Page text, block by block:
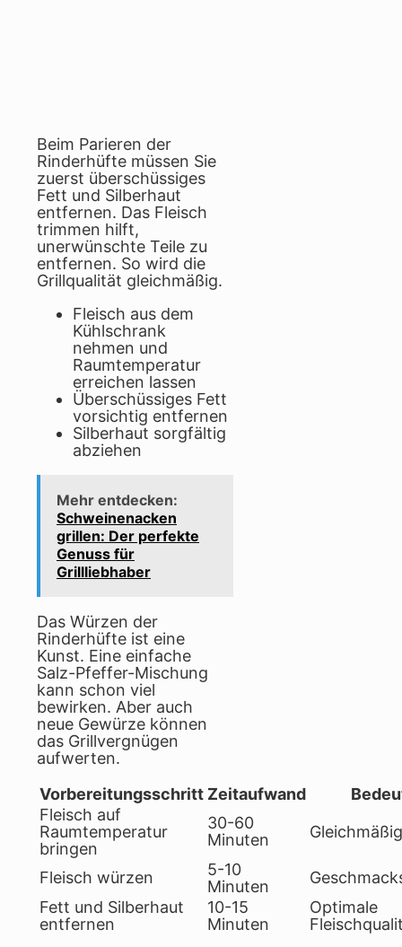
Beim Parieren der
Rinderhüfte müssen Sie
zuerst überschüssiges
Fett und Silberhaut
entfernen. Das Fleisch
trimmen hilft,
unerwünschte Teile zu
entfernen. So wird die
Grillqualität gleichmäßig.
Fleisch aus dem
Kühlschrank
nehmen und
Raumtemperatur
erreichen lassen
Überschüssiges Fett
vorsichtig entfernen
Silberhaut sorgfältig
abziehen
Mehr entdecken:
Schweinenacken
grillen: Der perfekte
Genuss für
Grillliebhaber
Das Würzen der
Rinderhüfte ist eine
Kunst. Eine einfache
Salz-Pfeffer-Mischung
kann schon viel
bewirken. Aber auch
neue Gewürze können
das Grillvergnügen
aufwerten.
Vorbereitungsschritt Zeitaufwand
Fleisch auf
Raumtemperatur
bringen
30-60
Minuten
Fleisch würzen
5-10
Minuten
Fett und Silberhaut
entfernen
10-15
Minuten
Optimale